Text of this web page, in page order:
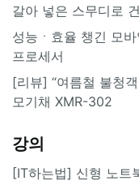
갈아 넣은 스무디로
성능ㆍ효율 챙긴 모
프로세서
[리뷰] “여름철 불청
모기채 XMR-302
강의
[IT하는법] 신형 노트